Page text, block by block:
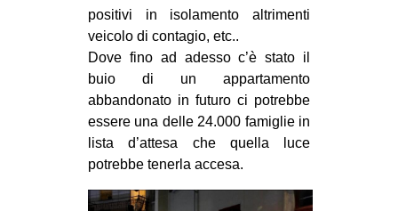
Fb
tw
bsky
SEARCH
positivi in isolamento altrimenti
veicolo di contagio, etc..
Dove fino ad adesso c’è stato il
buio di un appartamento
abbandonato in futuro ci potrebbe
essere una delle 24.000 famiglie in
lista d’attesa che quella luce
potrebbe tenerla accesa.